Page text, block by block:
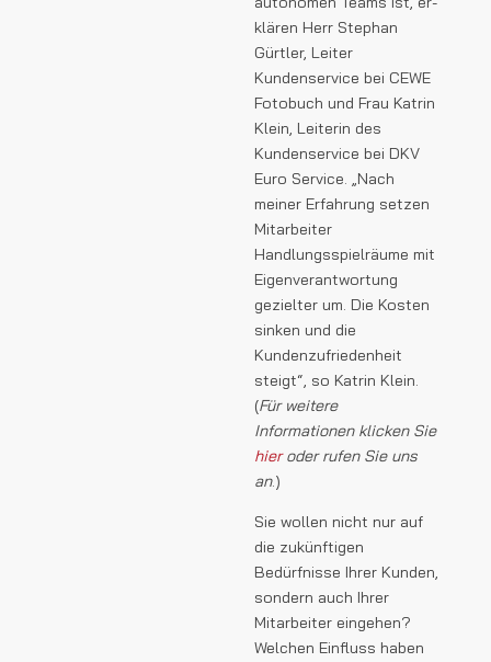
klären Herr Stephan
Gürtler, Leiter
Kundenservice bei CEWE
Fotobuch und Frau Katrin
Klein, Leiterin des
Kundenservice bei DKV
Euro Service. „Nach
meiner Erfahrung setzen
Mitarbeiter
Handlungsspielräume mit
Eigenverantwortung
gezielter um. Die Kosten
sinken und die
Kundenzufriedenheit
steigt“, so Katrin Klein.
(Für weitere
Informationen klicken Sie
hieroder rufen Sie uns
an.)
Sie wollen nicht nur auf
die zukünftigen
Bedürfnisse Ihrer Kunden,
sondern auch Ihrer
Mitarbeiter eingehen?
Welchen Einfluss haben